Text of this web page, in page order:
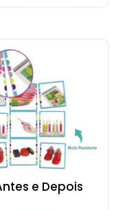
e Depois